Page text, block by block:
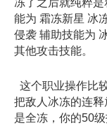
能为 霜冻新星 冰
侵袭 辅助技能为
其他攻击技能。
这个职业操作比
把敌人冰冻的连
是全冻，你的50